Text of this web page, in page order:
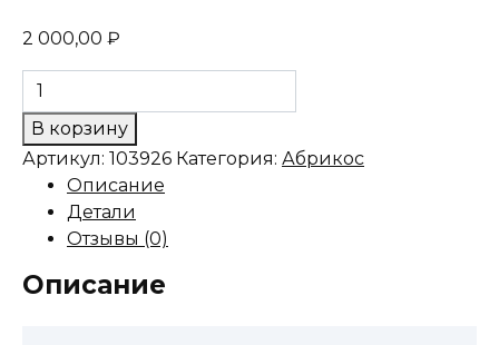
2 000,00 ₽
Количество
товара
Абрикос
сорт
Медовый:
особенности
выращивания
оранжевого
В корзину
Артикул: 103926 Категория: Абрикос
Описание
Детали
Отзывы (0)
Описание